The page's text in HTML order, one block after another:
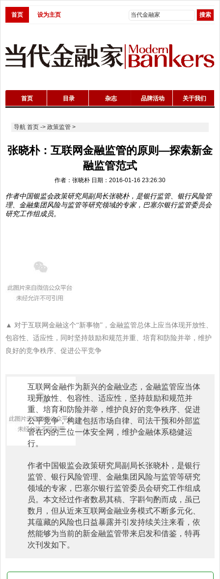
首页 设为主页
首页 目录 杂志 品牌活动 关于我们
导航 首页-> 政策监管>
张晓朴：互联网金融监管的原则—探索新金
融监管范式
作者：张晓朴 日期：2016-01-16 23:26:30
作者中国银监会政策研究局副局长张晓朴，是银行监管、银行风险管
理、金融集团风险与监管等研究领域的专家，巴塞尔银行监管委员会
研究工作组成员。
▲ 对于互联网金融这个“新事物”，金融监管总体上应当体现开放性、
包容性、适应性，同时坚持鼓励和规范并重、培育和防险并举，维护
良好的竞争秩序、促进公平竞争
互联网金融作为新兴的金融业态，金融监管应当体
现开放性、包容性、适应性，坚持鼓励和规范并
重、培育和防险并举，维护良好的竞争秩序、促进
公平竞争，构建包括市场自律、司法干预和外部监
管在内的三位一体安全网，维护金融体系稳健运
行。
作者中国银监会政策研究局副局长张晓朴，是银行
监管、银行风险管理、金融集团风险与监管等研究
领域的专家，巴塞尔银行监管委员会研究工作组成
员。本文经过作者数易其稿、字斟句酌而成，虽已
数月，但从近来互联网金融业务模式不断多元化、
其蕴藏的风险也日益暴露并引发持续关注来看，依
然能够为当前的新金融监管带来启发和借鉴，特再
次刊发如下。